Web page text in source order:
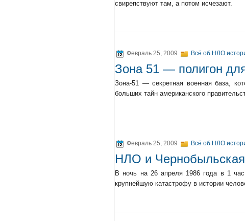
свирепствуют там, а потом исчезают.
Февраль 25, 2009 Всё об НЛО
Зона 51 — полигон
Зона-51 — секретная военная база,
больших тайн американского
Февраль 25, 2009 Всё об НЛО
НЛО и
В ночь на 26 апреля 1986 года в 1
крупнейшую катастрофу в истории